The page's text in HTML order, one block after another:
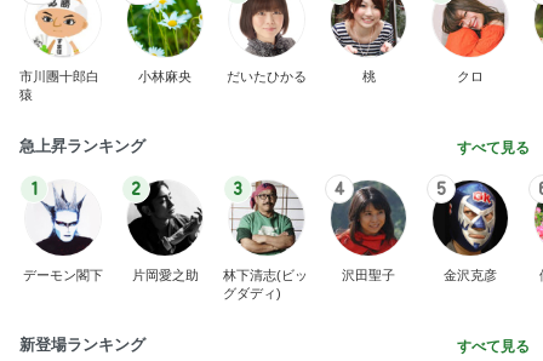
市川團十郎白
猿
小林麻央 だいたひかる 桃 クロ
急上昇ランキング すべて見る
1
デーモン閣下
2
片岡愛之助
3
林下清志(ビッ
グダディ)
4
沢田聖子
5
金沢克彦
新登場ランキング すべて見る